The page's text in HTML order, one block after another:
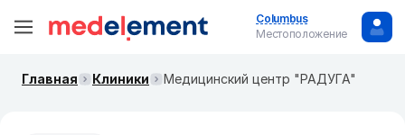
Columbus
Местоположение
Главная Клиники Медицинский центр "РАДУГА"